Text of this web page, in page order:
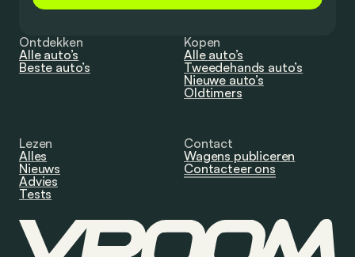
Ontdekken
Alle auto’s
Beste auto’s
Kopen
Alle auto’s
Tweedehands auto’s
Nieuwe auto’s
Oldtimers
Lezen
Alles
Nieuws
Advies
Tests
Contact
Wagens publiceren
Contacteer ons